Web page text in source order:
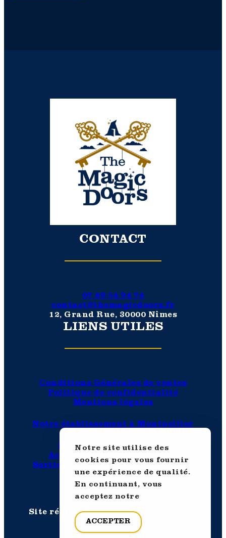
CONTACT
07 89 54 94 74
contact@themagicdoors.fr
12, Grand Rue, 30000 Nîmes
LIENS UTILES
Conditions Générales de ventes
Politique de confidentialité
Mentions légales
Notre établissement à Montpellier
Sortie en famille Nimes
Activité entre amis à Nimes
Sortie originale en couple à Nimes
Teambuilding à Nîmes
Site réalisé parQuentin ROUSSEL
Collectif Sauvage
Notre site utilise des
cookies pour vous fournir
une expérience de qualité.
En continuant, vous
acceptez notre
ACCEPTER